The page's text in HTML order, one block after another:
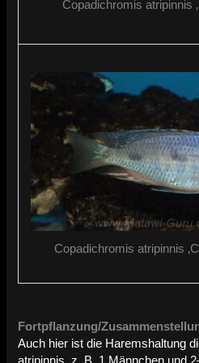
Copadichromis atripinnis
Copadichromis atripinnis
Fortpflanzung/
Auch hier ist die Haremshaltung